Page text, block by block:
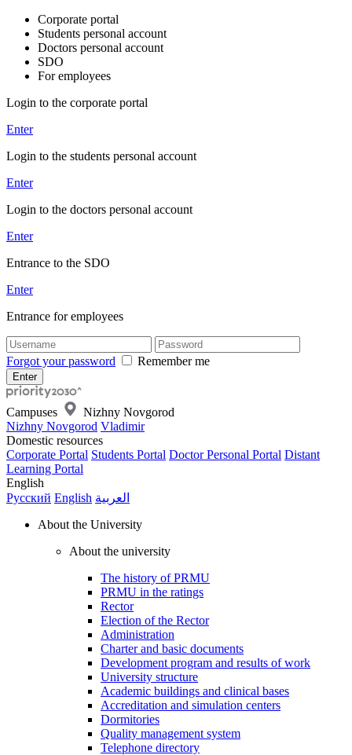
Corporate portal
Students personal account
Doctors personal account
SDO
For employees
Login to the corporate portal
Enter
Login to the students personal account
Enter
Login to the doctors personal account
Enter
Entrance to the SDO
Enter
Entrance for employees
Forgot your password Remember me
Campuses
Nizhny Novgorod
Nizhny Novgorod Vladimir
Domestic resources
Corporate Portal Students Portal Doctor Personal Portal Distant
Learning Portal
English
Русский English العربية
About the University
About the university
The history of PRMU
PRMU in the ratings
Rector
Election of the Rector
Administration
Charter and basic documents
Development program and results of work
University structure
Academic buildings and clinical bases
Accreditation and simulation centers
Dormitories
Quality management system
Telephone directory